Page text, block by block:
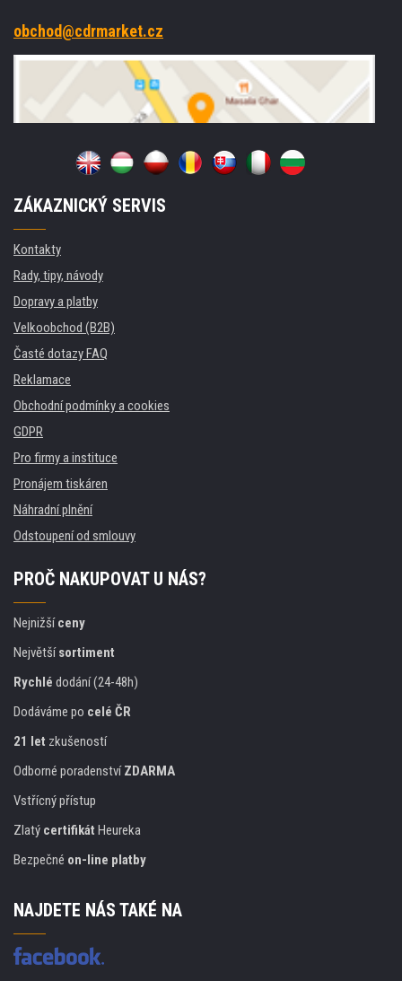
obchod@cdrmarket.cz
ZÁKAZNICKÝ SERVIS
Kontakty
Rady, tipy, návody
Dopravy a platby
Velkoobchod (B2B)
Časté dotazy FAQ
Reklamace
Obchodní podmínky a cookies
GDPR
Pro firmy a instituce
Pronájem tiskáren
Náhradní plnění
Odstoupení od smlouvy
PROČ NAKUPOVAT U NÁS?
Nejnižšíceny
Největšísortiment
Rychlé dodání (24-48h)
Dodáváme po celé ČR
21 let zkušeností
Odborné poradenstvíZDARMA
Vstřícný přístup
Zlatý certifikát Heureka
Bezpečné on-line platby
NAJDETE NÁS TAKÉ NA